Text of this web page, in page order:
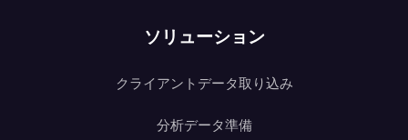
ソリューション
クライアントデータ取り込み
分析データ準備